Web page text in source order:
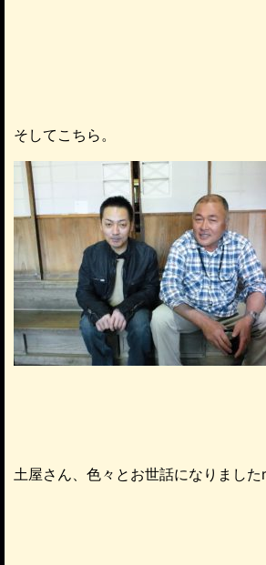
そしてこちら。
土屋さん、色々とお世話になりました